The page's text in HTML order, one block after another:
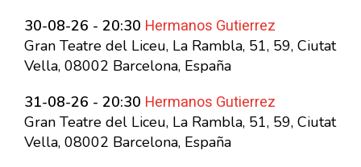
30-08-26 - 20:30 Hermanos Gutierrez
Gran Teatre del Liceu, La Rambla, 51, 59, Ciutat
Vella, 08002 Barcelona, España
31-08-26 - 20:30 Hermanos Gutierrez
Gran Teatre del Liceu, La Rambla, 51, 59, Ciutat
Vella, 08002 Barcelona, España